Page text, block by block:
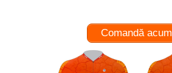
Comandă acum